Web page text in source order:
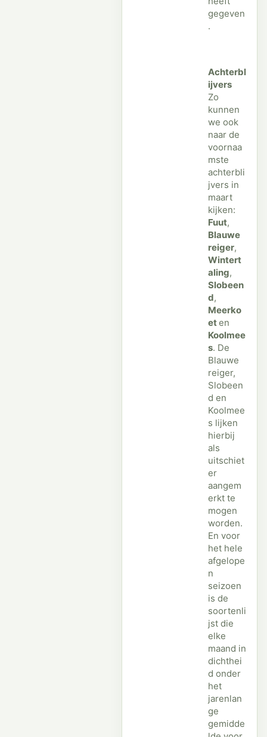
gegeven
.
Achterbl
ijvers
Zo
kunnen
we ook
naar de
voornaa
mste
achterbli
jvers in
maart
kijken:
Fuut,
Blauwe
reiger,
Wintert
aling,
Slobeen
d,
Meerko
eten
Koolmee
s. De
Blauwe
reiger,
Slobeen
d en
Koolmee
s lijken
hierbij
als
uitschiet
er
aangem
erkt te
mogen
worden.
En voor
het hele
afgelope
n
seizoen
is de
soortenli
jst die
elke
maand in
dichthei
d onder
het
jarenlan
ge
gemidde